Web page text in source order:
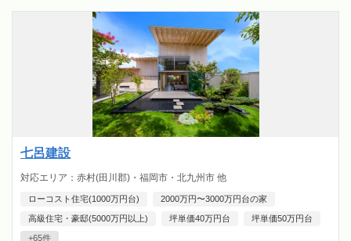
七呂建設
対応エリア：赤村(田川郡)・福岡市・北九州市 他
ローコスト住宅(1000万円台) 2000万円〜3000万円台の家
高級住宅・豪邸(5000万円以上) 坪単価40万円台 坪単価50万円台
+65件